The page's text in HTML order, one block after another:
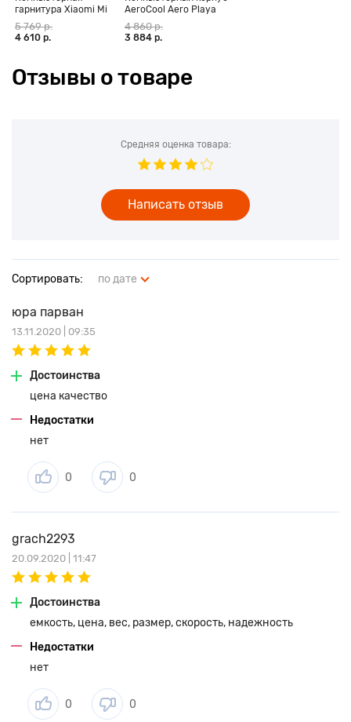
гарнитура Xiaomi Mi
Gaming Headset USB
черная
5 769 р.
4 610 р.
AeroCool Aero Playa
Slim, черный
4 860 р.
3 884 р.
Отзывы о товаре
Сортировать: по дате
юра парван
13.11.2020 | 09:35
Достоинства
цена качество
Недостатки
нет
0 0
grach2293
20.09.2020 | 11:47
Достоинства
емкость, цена, вес, размер, скорость, надежность
Недостатки
нет
0 0
Средняя оценка товара:
Написать отзыв